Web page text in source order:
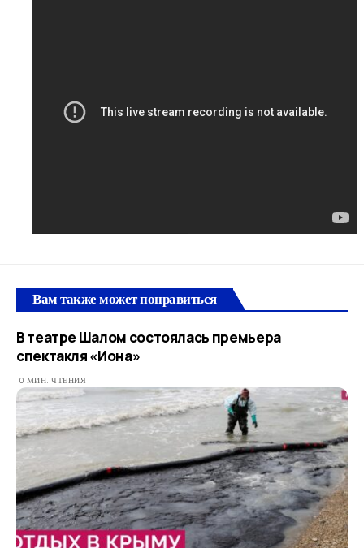
Вам также может понравиться
В театре Шалом состоялась премьера
спектакля «Иона»
0 МИН. ЧТЕНИЯ